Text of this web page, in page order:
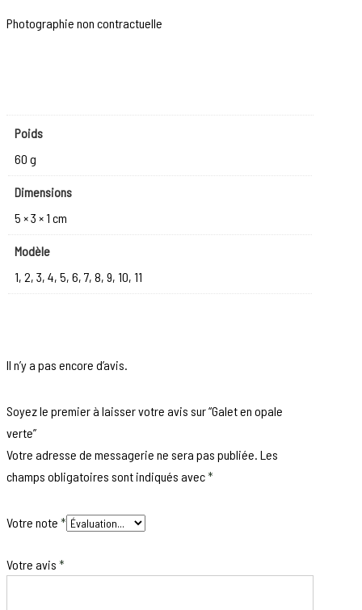
Photographie non contractuelle
Poids
60 g
Dimensions
5 × 3 × 1 cm
Modèle
1, 2, 3, 4, 5, 6, 7, 8, 9, 10, 11
Il n’y a pas encore d’avis.
Soyez le premier à laisser votre avis sur “Galet en opale
verte”
Votre adresse de messagerie ne sera pas publiée. Les
champs obligatoires sont indiqués avec*
Votre note *
Votre avis *